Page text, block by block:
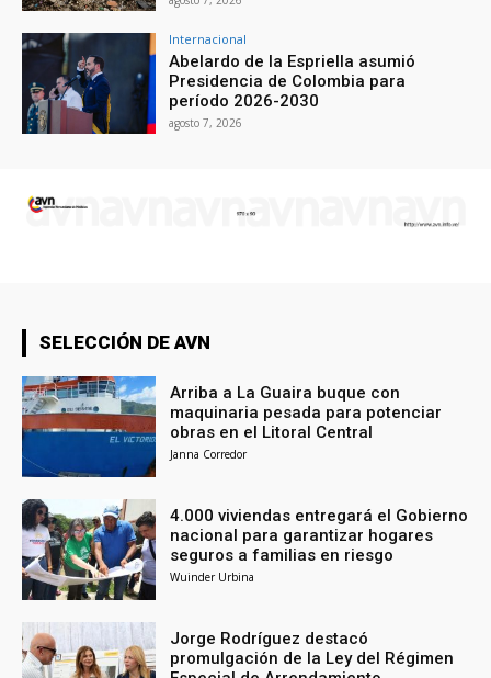
Internacional
Abelardo de la Espriella asumió
Presidencia de Colombia para
período 2026-2030
agosto 7, 2026
SELECCIÓN DE AVN
Arriba a La Guaira buque con
maquinaria pesada para potenciar
obras en el Litoral Central
Janna Corredor
4.000 viviendas entregará el Gobierno
nacional para garantizar hogares
seguros a familias en riesgo
Wuinder Urbina
Jorge Rodríguez destacó
promulgación de la Ley del Régimen